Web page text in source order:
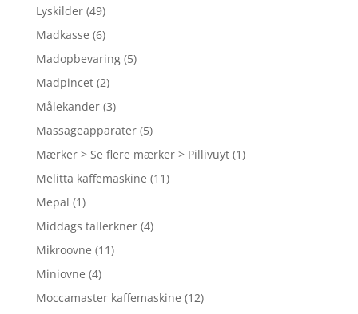
Lyskilder (49)
Madkasse (6)
Madopbevaring (5)
Madpincet (2)
Målekander (3)
Massageapparater (5)
Mærker > Se flere mærker > Pillivuyt (1)
Melitta kaffemaskine (11)
Mepal (1)
Middags tallerkner (4)
Mikroovne (11)
Miniovne (4)
Moccamaster kaffemaskine (12)